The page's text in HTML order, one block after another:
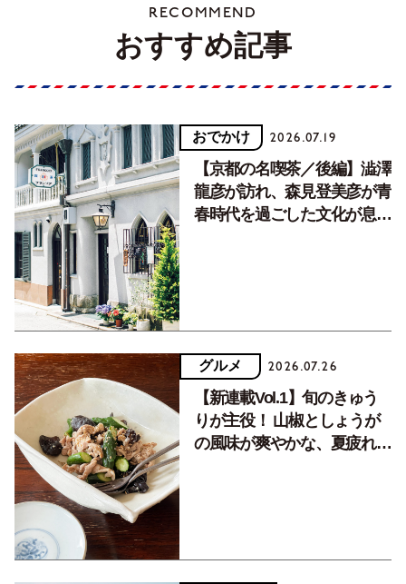
RECOMMEND
おすすめ記事
おでかけ 2026.07.19
【京都の名喫茶／後編】澁澤
龍彦が訪れ、森見登美彦が青
春時代を過ごした文化が息づ
グルメ 2026.07.26
【新連載Vol.1】旬のきゅう
りが主役！ 山椒としょうが
の風味が爽やかな、夏疲れを